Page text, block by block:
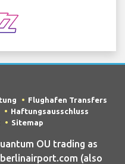
Flughafen Transfers
Haftungsausschluss
Sitemap
OU trading as
(also